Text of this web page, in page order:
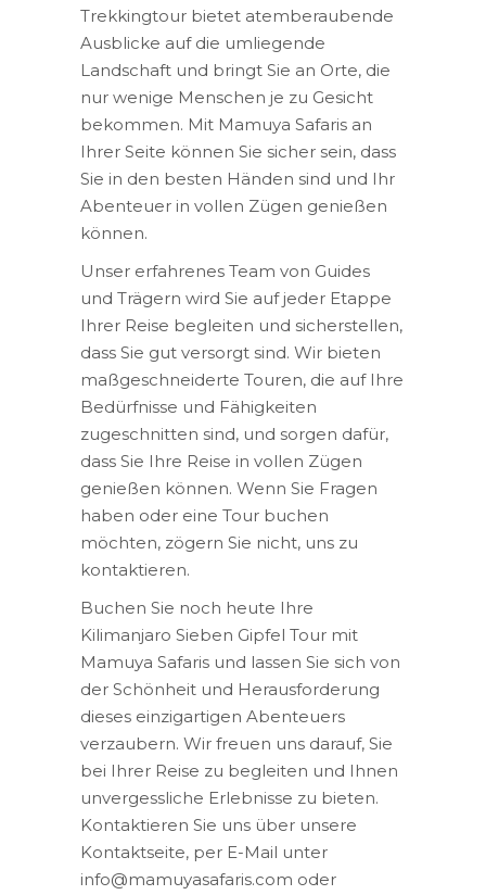
Trekkingtour bietet atemberaubende
Ausblicke auf die umliegende
Landschaft und bringt Sie an Orte, die
nur wenige Menschen je zu Gesicht
bekommen. Mit Mamuya Safaris an
Ihrer Seite können Sie sicher sein, dass
Sie in den besten Händen sind und Ihr
Abenteuer in vollen Zügen genießen
können.
Unser erfahrenes Team von Guides
und Trägern wird Sie auf jeder Etappe
Ihrer Reise begleiten und sicherstellen,
dass Sie gut versorgt sind. Wir bieten
maßgeschneiderte Touren, die auf Ihre
Bedürfnisse und Fähigkeiten
zugeschnitten sind, und sorgen dafür,
dass Sie Ihre Reise in vollen Zügen
genießen können. Wenn Sie Fragen
haben oder eine Tour buchen
möchten, zögern Sie nicht, uns zu
kontaktieren.
Buchen Sie noch heute Ihre
Kilimanjaro Sieben Gipfel Tour mit
Mamuya Safaris und lassen Sie sich von
der Schönheit und Herausforderung
dieses einzigartigen Abenteuers
verzaubern. Wir freuen uns darauf, Sie
bei Ihrer Reise zu begleiten und Ihnen
unvergessliche Erlebnisse zu bieten.
Kontaktieren Sie uns über unsere
Kontaktseite, per E-Mail unter
info@mamuyasafaris.com oder